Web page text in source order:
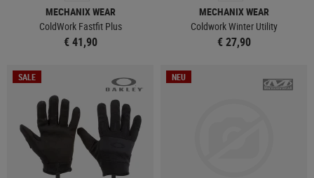
MECHANIX WEAR
ColdWork Fastfit Plus
€ 41,90
MECHANIX WEAR
Coldwork Winter Utility
€ 27,90
SALE NEU